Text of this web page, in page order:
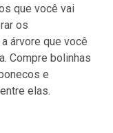
que você vai
os
árvore que você
Compre bolinhas
e
elas.